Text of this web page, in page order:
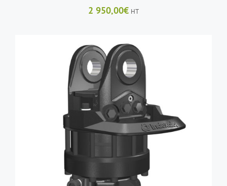
2 950,00€ HT
AJOUTER AU PANIER / DÉTAILS